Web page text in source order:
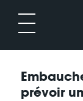
prévoir